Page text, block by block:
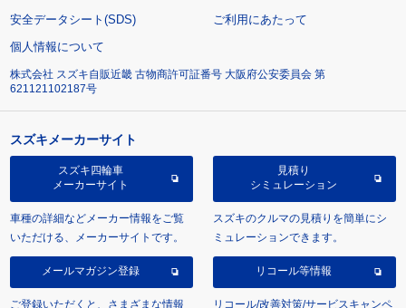
安全データシート(SDS)
ご利用にあたって
個人情報について
株式会社 スズキ自販近畿 古物商許可証番号 大阪府公安委員会 第
621121102187号
スズキメーカーサイト
スズキ四輪車
メーカーサイト
車種の詳細などメーカー情報をご覧
いただける、メーカーサイトです。
見積り
シミュレーション
スズキのクルマの見積りを簡単にシ
ミュレーションできます。
メールマガジン登録
ご登録いただくと、さまざまな情報
リコール等情報
リコール/改善対策/サービスキャンペ